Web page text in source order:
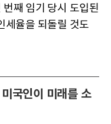
째 임기 당시 도입된
세율을 되돌릴 것도
국인이 미래를 소